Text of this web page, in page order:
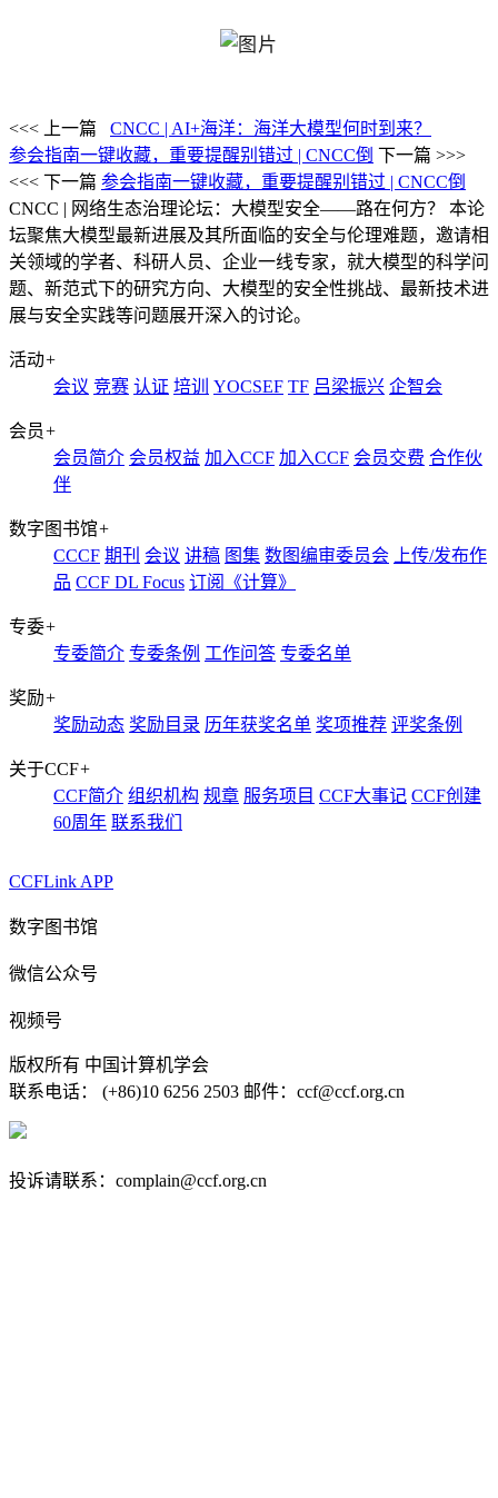
<<< 上一篇
CNCC | AI+海洋：海洋大模型何时到来？
参会指南一键收藏，重要提醒别错过 | CNCC倒 下一篇 >>>
<<< 下一篇 参会指南一键收藏，重要提醒别错过 | CNCC倒
CNCC | 网络生态治理论坛：大模型安全——路在何方？
本论
坛聚焦大模型最新进展及其所面临的安全与伦理难题，邀请相
关领域的学者、科研人员、企业一线专家，就大模型的科学问
题、新范式下的研究方向、大模型的安全性挑战、最新技术进
展与安全实践等问题展开深入的讨论。
活动+
会议 竞赛 认证 培训 YOCSEF TF 吕梁振兴 企智会
会员+
会员简介 会员权益 加入CCF 加入CCF 会员交费 合作伙
伴
数字图书馆+
CCCF 期刊 会议 讲稿 图集 数图编审委员会
上传/发布作
品 CCF DL Focus 订阅《计算》
专委+
专委简介 专委条例 工作问答 专委名单
奖励+
奖励动态 奖励目录 历年获奖名单 奖项推荐 评奖条例
关于CCF+
CCF简介 组织机构 规章 服务项目 CCF大事记 CCF创建
60周年 联系我们
CCFLink APP
数字图书馆
微信公众号
视频号
版权所有 中国计算机学会
联系电话： (+86)10 6256 2503 邮件：ccf@ccf.org.cn
投诉请联系：complain@ccf.org.cn